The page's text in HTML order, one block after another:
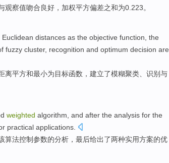
观察值吻合良好 ， 加权平方偏差之和为0.223。
Euclidean distances as the objective function , the
fuzzy cluster, recognition and optimum decision are
离平方和最小为目标函数 ， 建立了模糊聚类 识别与
weighted algorithm, and after the analysis for the
practical applications.
算法控制参数的分析 ， 最后给出了两种实用方案的优